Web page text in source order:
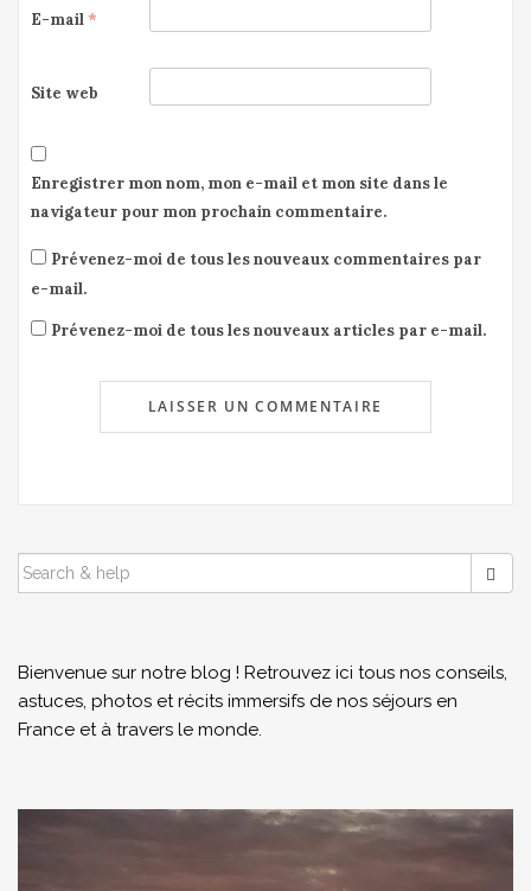
E-mail *
Site web
Enregistrer mon nom, mon e-mail et mon site dans le
navigateur pour mon prochain commentaire.
Prévenez-moi de tous les nouveaux commentaires par
e-mail.
Prévenez-moi de tous les nouveaux articles par e-mail.
SEARCH
FOR:
Bienvenue sur notre blog ! Retrouvez ici tous nos conseils,
astuces, photos et récits immersifs de nos séjours en
France et à travers le monde.